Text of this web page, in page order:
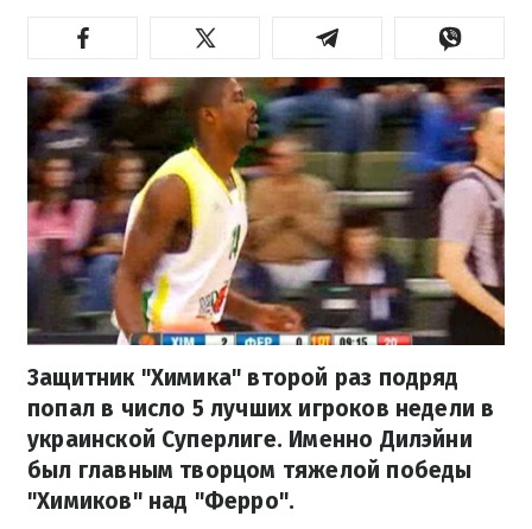
Защитник "Химика" второй раз подряд
попал в число 5 лучших игроков недели в
украинской Суперлиге. Именно Дилэйни
был главным творцом тяжелой победы
"Химиков" над "Ферро".